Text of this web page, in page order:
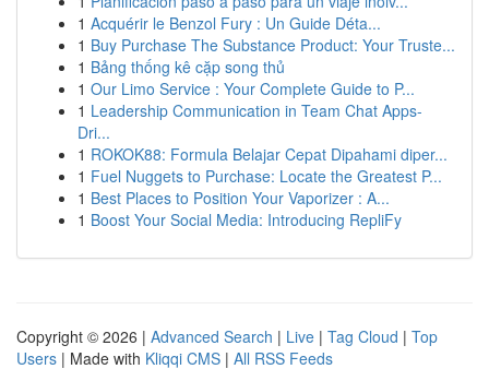
1 Acquérir le Benzol Fury : Un Guide Déta...
1 Buy Purchase The Substance Product: Your Truste...
1 Bảng thống kê cặp song thủ
1 Our Limo Service : Your Complete Guide to P...
1 Leadership Communication in Team Chat Apps-
Dri...
1 ROKOK88: Formula Belajar Cepat Dipahami diper...
1 Fuel Nuggets to Purchase: Locate the Greatest P...
1 Best Places to Position Your Vaporizer : A...
1 Boost Your Social Media: Introducing RepliFy
Copyright © 2026 | Advanced Search | Live | Tag Cloud | Top
Users | Made with Kliqqi CMS | All RSS Feeds